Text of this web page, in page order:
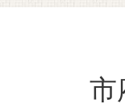
市